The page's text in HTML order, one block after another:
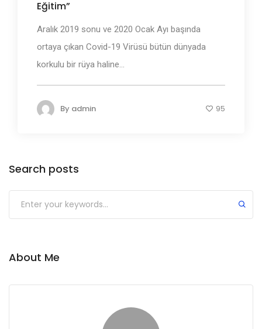
Eğitim”
Aralık 2019 sonu ve 2020 Ocak Ayı başında
ortaya çıkan Covid-19 Virüsü bütün dünyada
korkulu bir rüya haline...
By admin 95
Search posts
About Me